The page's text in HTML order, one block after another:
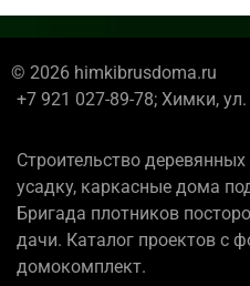
© 2026 himkibrusdoma.ru
+7 921 027-89-78; Химки,
Строительство
усадку, каркасные дома
Бригада плотников
дачи. Каталог проектов с
домокомплект.